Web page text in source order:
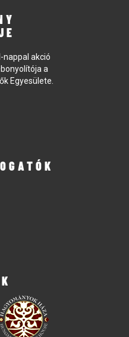
nappal akció
a
Egyesülete.